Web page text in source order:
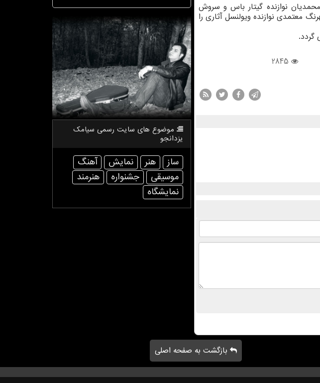
محمدیان نوازنده گیتار باس و سروش
معتمدی نوازنده ویولنسل آثاری را
2845
موضوع های سایت رسمی سیامك
یزدانجو
ساز هنر نمایش
آهنگ
موسیقی
جشنواره
هنرمند
نمایشگاه
بازگشت به صفحه اصلی